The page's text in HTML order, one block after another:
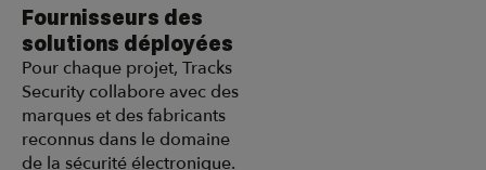
Fournisseurs des
solutions déployées
Pour chaque projet, Tracks
Security collabore avec des
marques et des fabricants
reconnus dans le domaine
de la sécurité électronique.